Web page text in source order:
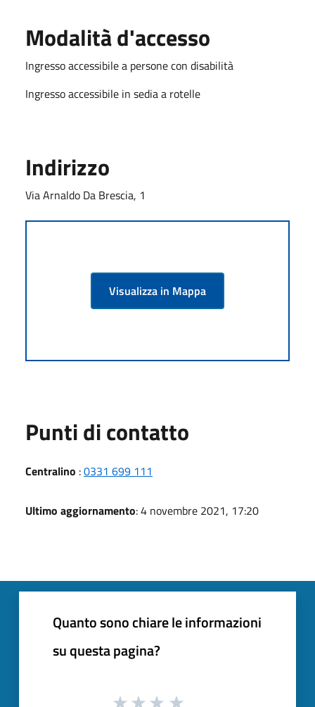
Modalità d'accesso
Ingresso accessibile a persone con disabilità
Ingresso accessibile in sedia a rotelle
Indirizzo
Via Arnaldo Da Brescia, 1
Visualizza in Mappa
Punti di contatto
Centralino :0331 699 111
Ultimo aggiornamento: 4 novembre 2021, 17:20
Quanto sono chiare le informazioni
su questa pagina?